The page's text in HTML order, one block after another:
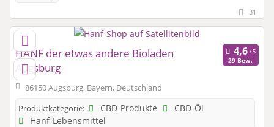
31
HANF der etwas andere Bioladen
Augsburg
29 Bew.
86150 Augsburg, Bayern, Deutschland
Produktkategorie:
CBD-Produkte
CBD-Öl
Hanf-Lebensmittel